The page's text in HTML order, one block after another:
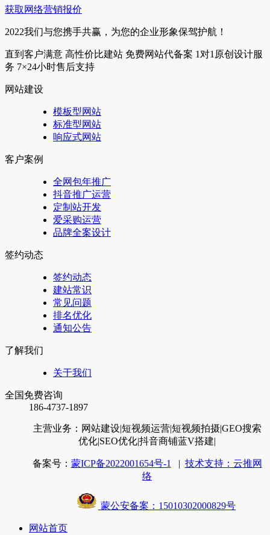
获取网络营销报价
2022我们与您携手共赢，为您的企业形象保驾护航！
直到客户满意 高性价比建站 免费网站代备案 1对1原创设计服
务 7×24小时售后支持
网站建设
模板型网站
标准型网站
响应式网站
客户案例
全网包年推广
抖音推广运营
定制站开发
爱采购运营
品牌全案设计
签约动态
签约动态
建站常识
常见问题
排名优化
通知公告
了解我们
关于我们
全国免费咨询
186-4737-1897
主营业务：网站建设|短视频运营|短视频拍摄|GEO搜索
优化|SEO优化|抖音商铺蓝V搭建|
备案号： 蒙ICP备2022001654号-1 | 技术支持：云推网
络
蒙公安备案：15010302000829号
网站首页